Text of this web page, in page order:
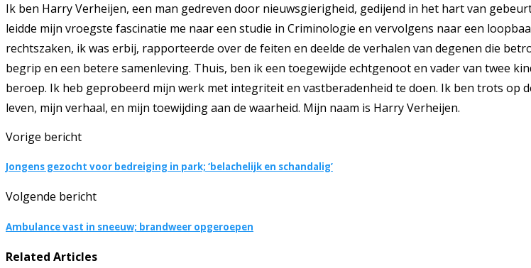
Ik ben Harry Verheijen, een man gedreven door nieuwsgierigheid, gedijend in het hart van
leidde mijn vroegste fascinatie me naar een studie in Criminologie en vervolgens naar een
rechtszaken, ik was erbij, rapporteerde over de feiten en deelde de verhalen van degenen die
begrip en een betere samenleving. Thuis, ben ik een toegewijde echtgenoot en vader van twee
beroep. Ik heb geprobeerd mijn werk met integriteit en vastberadenheid te doen. Ik ben trots op
leven, mijn verhaal, en mijn toewijding aan de waarheid. Mijn naam is Harry Verheijen.
Vorige bericht
Jongens gezocht voor bedreiging in park; ‘belachelijk en schandalig’
Volgende bericht
Ambulance vast in sneeuw; brandweer opgeroepen
Related Articles